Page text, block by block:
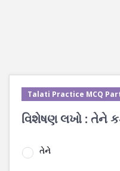
Talati Practice MCQ
વિશેષણ લખો : તેને
તેને